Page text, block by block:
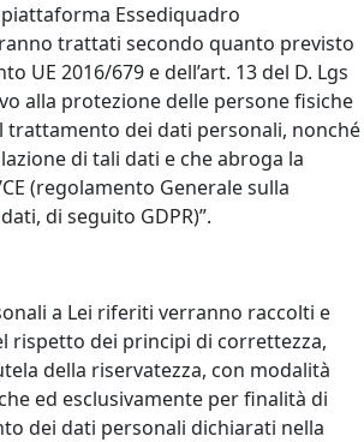
Essediquadro
trattati secondo quanto previsto
UE 2016/679 e dell’art. 13 del D. Lgs
alla protezione delle persone fisiche
trattamento dei dati personali, nonché
di tali dati e che abroga la
(regolamento Generale sulla
di seguito GDPR)”.
a Lei riferiti verranno raccolti e
rispetto dei principi di correttezza,
della riservatezza, con modalità
ed esclusivamente per finalità di
dei dati personali dichiarati nella